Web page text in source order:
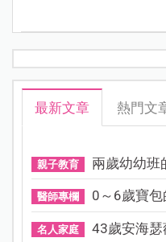
最新文章 熱門文
親子教育 兩歲幼幼班
醫師專欄 0～6歲寶包
名人家庭 43歲安海瑟